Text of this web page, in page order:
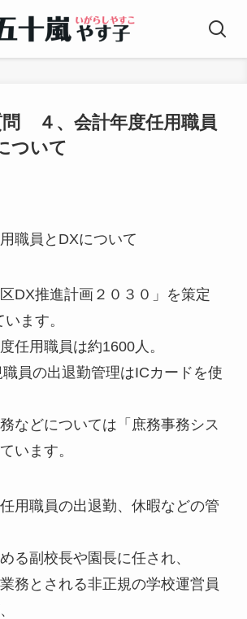
問 ４、会計年度任用職員
ついて
職員と DXについて
DX推進計画２０３０」を策定
ます。
任用職員は約1600人。
員の出退勤管理はICカードを使
などについては「庶務事務シス
います。
用職員の出退勤、休暇などの管
る副校長や園長に任され、
務とされる非正規の学校運営員